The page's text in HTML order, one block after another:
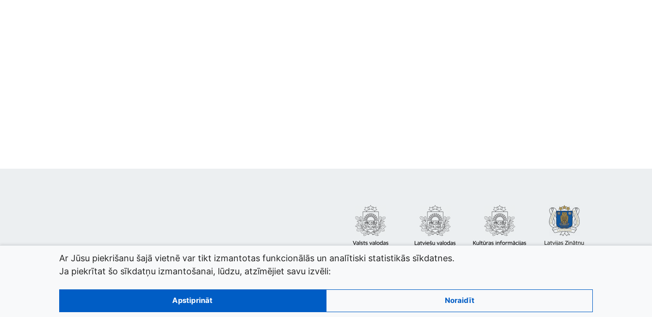
© 2026 termini.gov.lv. Izstrādātājs:
Ar Jūsu piekrišanu šajā vietnē var tikt izmantotas funkcionālās un analītiski statistikās sīkdatnes.
Ja piekrītat šo sīkdatņu izmantošanai, lūdzu, atzīmējiet savu izvēli:
Apstiprināt Noraidīt